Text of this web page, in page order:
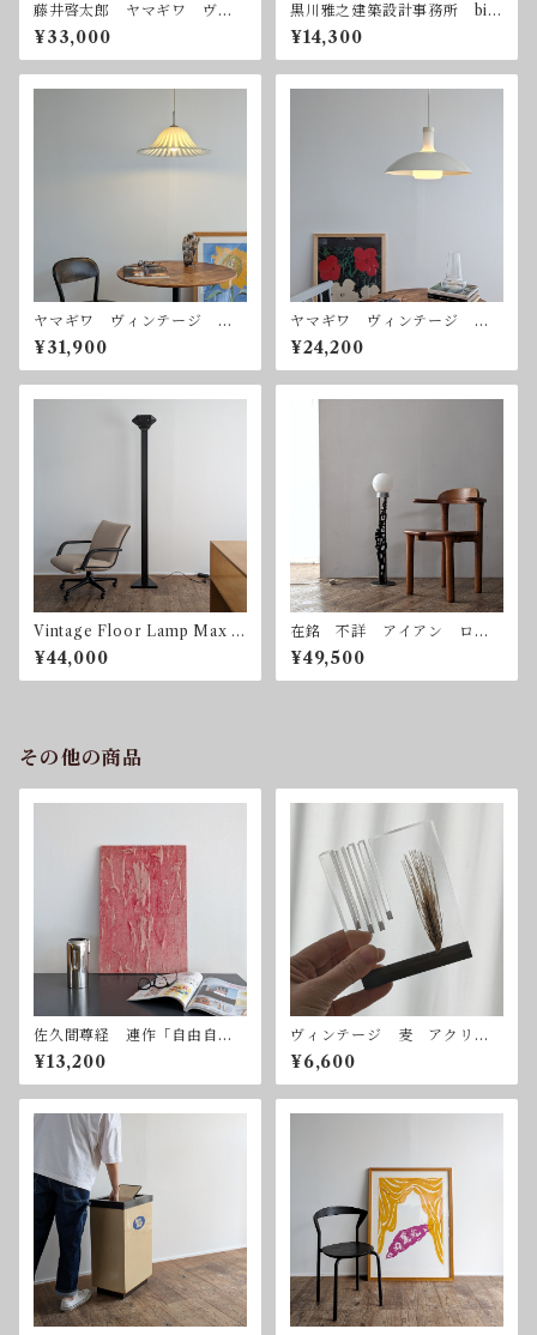
藤井啓太郎 ヤマギワ ヴィ
ンテージ ペンダントライ
ト 吊り下げ照明
¥33,000
黒川雅之建築設計事務所 bio
-lite pro 林原生物化学研究
所 ヤマギワ バイオライト
プロ
¥14,300
ヤマギワ ヴィンテージ ガ
ラスハンギングランプ ペン
ダントライト 吊り下げ照
明
¥31,900
ヤマギワ ヴィンテージ ハ
ンギングランプ ペンダント
ライト 吊り下げ照明
¥24,200
Vintage Floor Lamp Max H
igh 1980mm ヴィンテー
ジ フロアランプ 調光器
¥44,000
在銘 不詳 アイアン ロー
トアイアン 鍛鉄 フロアス
タンド ボールランプ
¥49,500
その他の商品
佐久間尊経 連作「自由自
在」ー赤 2003年 ミクスト
メディア
¥13,200
ヴィンテージ 麦 アクリル
オブジェ
¥6,600